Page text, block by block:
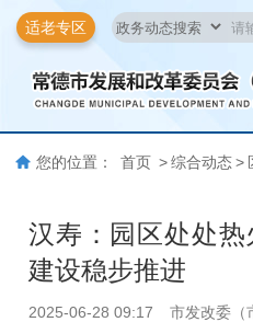
适老专区
您的位置： 首页 > 综合动态 >
汉寿：园区处处
建设稳步推进
2025-06-28 09:17 市发改委（